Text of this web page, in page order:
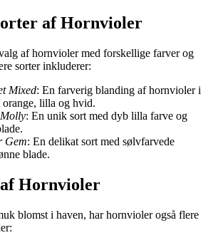
af Hornvioler
af hornvioler med forskellige farver og
sorter inkluderer:
Mixed: En farverig blanding af hornvioler i
orange, lilla og hvid.
: En unik sort med dyb lilla farve og
Gem: En delikat sort med sølvfarvede
blade.
Hornvioler
blomst i haven, har hornvioler også flere